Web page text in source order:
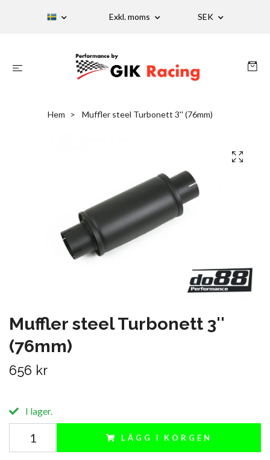
Exkl. moms SEK
Hem Muffler steel Turbonett 3'' (76mm)
Muffler steel Turbonett 3''
(76mm)
656 kr
I lager.
LÄGG I KORGEN